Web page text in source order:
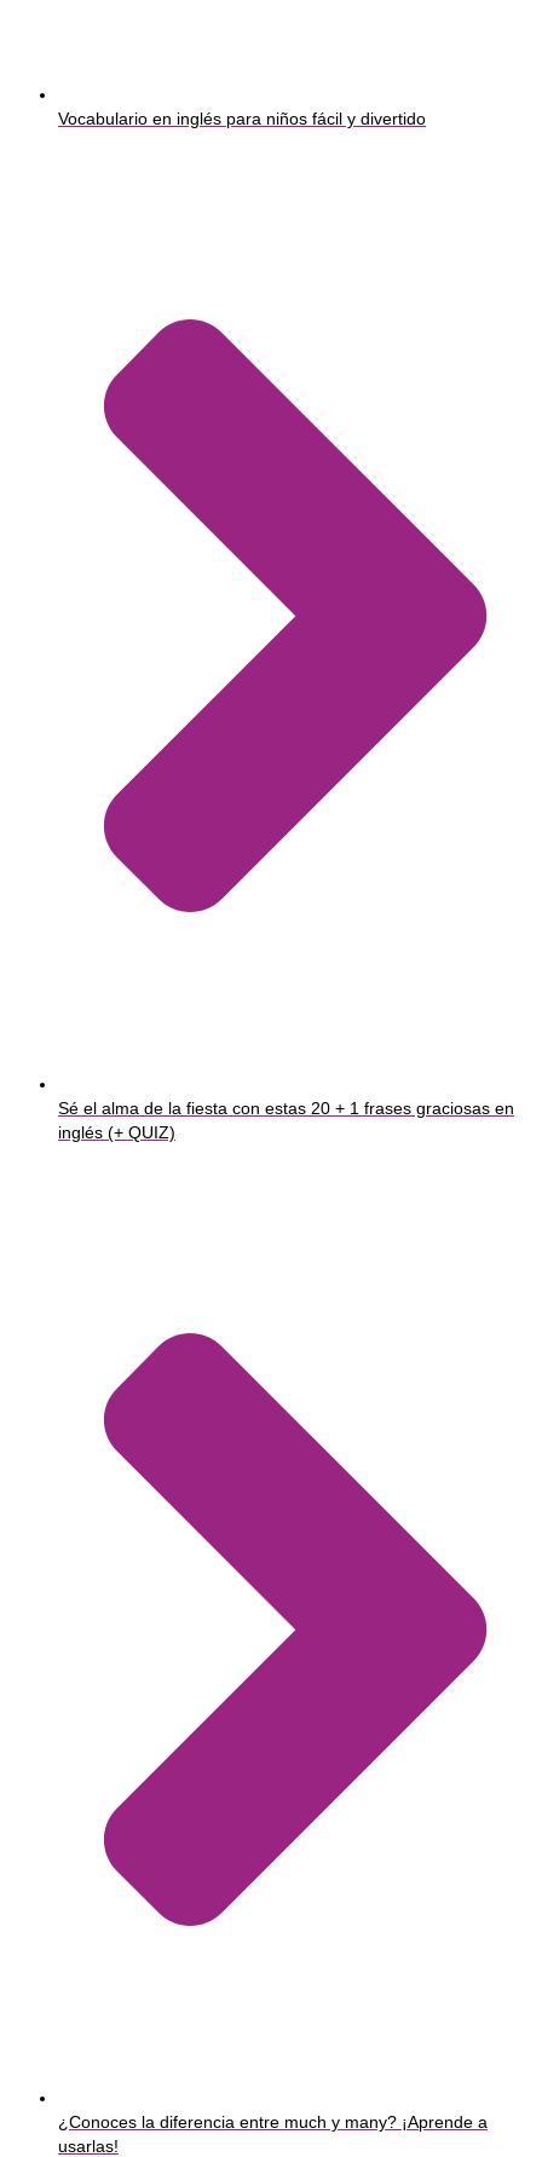
Vocabulario en inglés para niños fácil y divertido
Sé el alma de la fiesta con estas 20 + 1 frases graciosas en
inglés (+ QUIZ)
¿Conoces la diferencia entre much y many? ¡Aprende a
usarlas!